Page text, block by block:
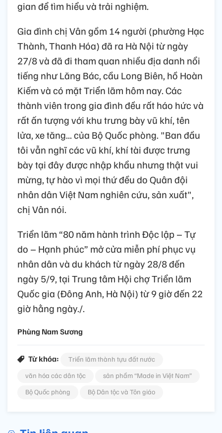
gian để tìm hiểu và trải nghiệm.
Gia đình chị Vân gồm 14 người (phường Hạc
Thành, Thanh Hóa) đã ra Hà Nội từ ngày
27/8 và đã đi tham quan nhiều địa danh nổi
tiếng như Lăng Bác, cầu Long Biên, hồ Hoàn
Kiếm và có mặt Triển lãm hôm nay. Các
thành viên trong gia đình đều rất háo hức và
rất ấn tượng với khu trưng bày vũ khí, tên
lửa, xe tăng... của Bộ Quốc phòng. "Ban đầu
tôi vẫn nghĩ các vũ khí, khí tài được trưng
bày tại đây được nhập khẩu nhưng thật vui
mừng, tự hào vì mọi thứ đều do Quân đội
nhân dân Việt Nam nghiên cứu, sản xuất",
chị Vân nói.
Triển lãm “80 năm hành trình Độc lập – Tự
do – Hạnh phúc” mở cửa miễn phí phục vụ
nhân dân và du khách từ ngày 28/8 đến
ngày 5/9, tại Trung tâm Hội chợ Triển lãm
Quốc gia (Đông Anh, Hà Nội) từ 9 giờ đến 22
giờ hằng ngày./.
Phùng Nam Sương
Từ khóa:
Triển lãm thành tựu đất nước
văn hóa các dân tộc
sản phẩm “Made in Việt Nam”
Bộ Quốc phòng
Bộ Dân tộc và Tôn giáo